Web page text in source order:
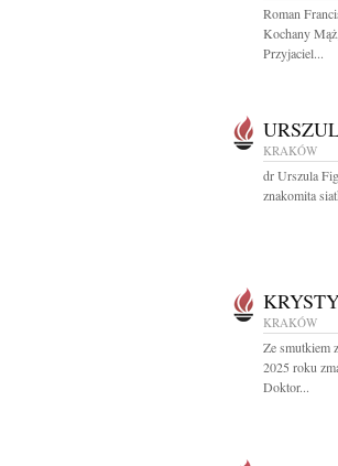
Roman
Kochany
Przyjaciel...
KRAKÓW
dr Urszula
znakomita
KRAKÓW
Ze smutkiem
2025 roku
Doktor...